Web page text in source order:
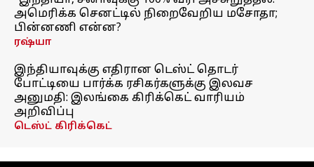
அமெரிக்க செனட்டில் நிறைவேறிய மசோதா;
பின்னணி என்ன?
ரஷ்யா
இந்தியாவுக்கு எதிரான டெஸ்ட் தொடர்
போட்டியை பார்க்க ரசிகர்களுக்கு இலவச
அனுமதி: இலங்கை கிரிக்கெட் வாரியம்
அறிவிப்பு
டெஸ்ட் கிரிக்கெட்